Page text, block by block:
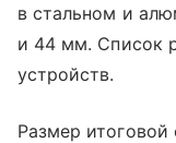
в стальном и
и 44 мм. Список
устройств.
Размер итоговой